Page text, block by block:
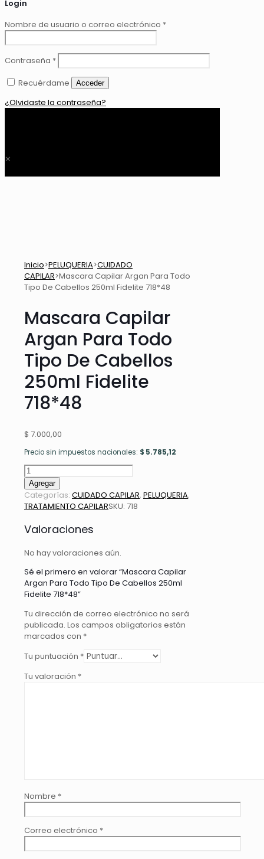
Login
Nombre de usuario o correo electrónico *
Contraseña *
Recuérdame
Acceder
¿Olvidaste la contraseña?
✕
Inicio>PELUQUERIA>CUIDADO
CAPILAR>Mascara Capilar Argan Para Todo
Tipo De Cabellos 250ml Fidelite 718*48
Mascara Capilar
Argan Para Todo
Tipo De Cabellos
250ml Fidelite
718*48
$ 7.000,00
Precio sin impuestos nacionales: $ 5.785,12
Mascara
Capilar
Argan
Para
Tipo
Cabellos
Fidelite
718*48
cantidad
Agregar
Categorías: CUIDADO CAPILAR, PELUQUERIA,
TRATAMIENTO CAPILARSKU: 718
Valoraciones
No hay valoraciones aún.
Sé el primero en valorar “Mascara Capilar
Argan Para Todo Tipo De Cabellos 250ml
Fidelite 718*48”
Tu dirección de correo electrónico no será
publicada. Los campos obligatorios están
marcados con *
Tu puntuación *
Tu valoración *
Nombre *
Correo electrónico *